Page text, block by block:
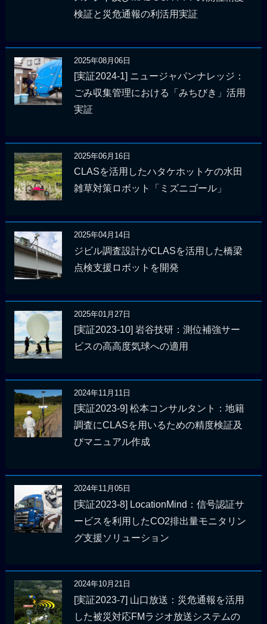
検証と災危通報の利活用実証
2025年08月06日
[実証2024-1] ニュージャパンナレッジ：
ごみ収集管理における「みちびき」活用
実証
2025年06月16日
CLASを活用したハタケホットケの水田
雑草対策ロボット「ミズニゴール」
2025年04月14日
ジビル調査設計がCLASを活用した橋梁
点検支援ロボットを開発
2025年01月27日
[実証2023-10] 岩谷技研：測位補強サー
ビスの高高度気球への適用
2024年11月11日
[実証2023-9] 松本コンサルタント：地籍
調査にCLASを用いるための精度検証及
びマニュアル作成
2024年11月05日
[実証2023-8] LocationMind：信号認証サ
ービスを利用したCO2排出量モニタリン
グ支援ソリューション
2024年10月21日
[実証2023-7] 山口放送：災危通報を活用
した被災対応FMラジオ放送システムの